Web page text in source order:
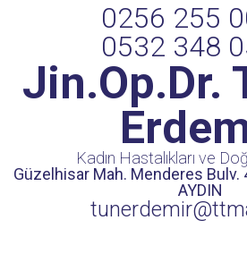
0256 255
0532 348
Jin.Op.Dr.
Kadın Hastalıkları ve
Güzelhisar Mah. Menderes Bulv.
AYDIN